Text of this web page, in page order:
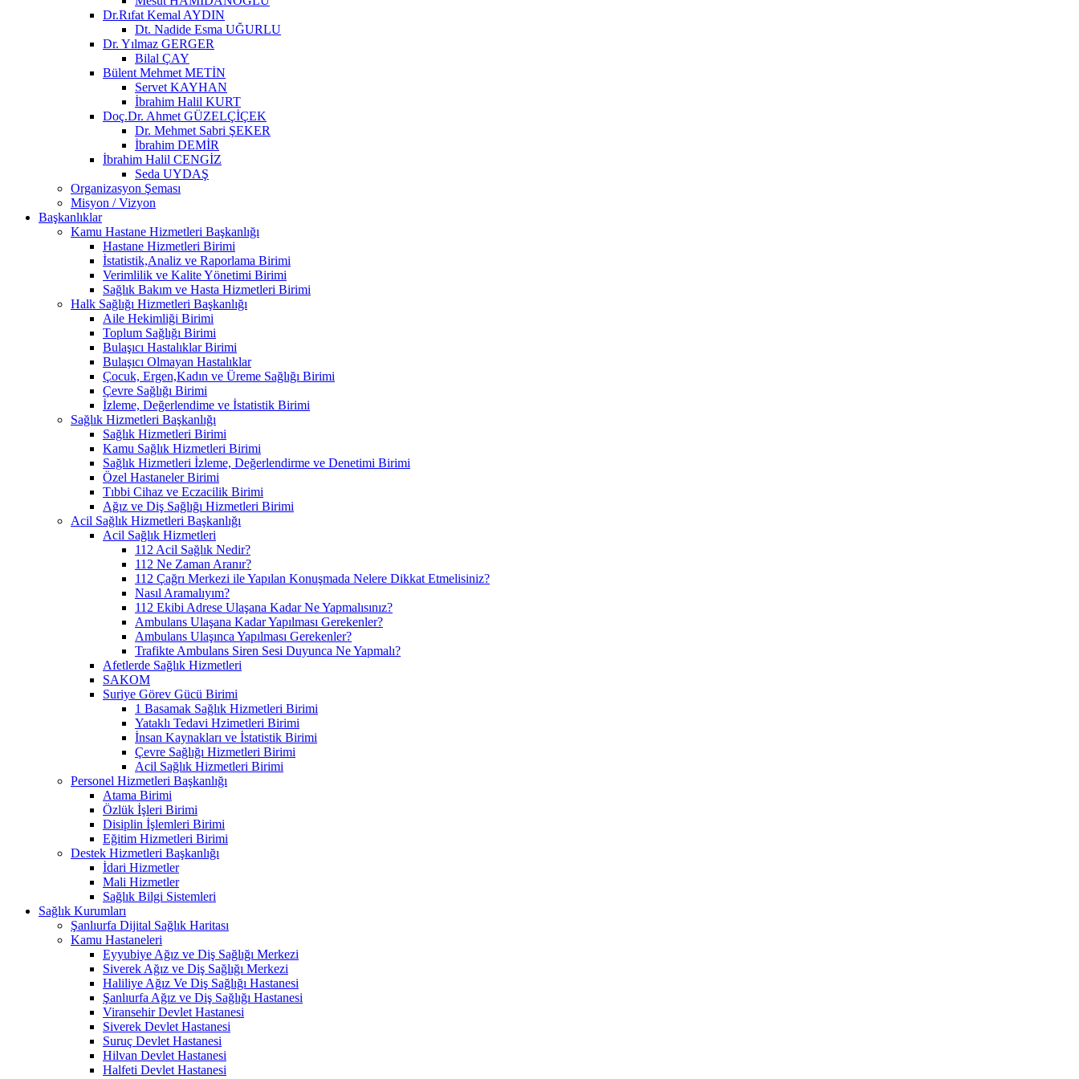
Dr.Rıfat Kemal AYDIN
Dt. Nadide Esma UĞURLU
Dr. Yılmaz GERGER
Bilal ÇAY
Bülent Mehmet METİN
Servet KAYHAN
İbrahim Halil KURT
Doç.Dr. Ahmet GÜZELÇİÇEK
Dr. Mehmet Sabri ŞEKER
İbrahim DEMİR
İbrahim Halil CENGİZ
Seda UYDAŞ
Organizasyon Şeması
Misyon / Vizyon
Başkanlıklar
Kamu Hastane Hizmetleri Başkanlığı
Hastane Hizmetleri Birimi
İstatistik,Analiz ve Raporlama Birimi
Verimlilik ve Kalite Yönetimi Birimi
Sağlık Bakım ve Hasta Hizmetleri Birimi
Halk Sağlığı Hizmetleri Başkanlığı
Aile Hekimliği Birimi
Toplum Sağlığı Birimi
Bulaşıcı Hastalıklar Birimi
Bulaşıcı Olmayan Hastalıklar
Çocuk, Ergen,Kadın ve Üreme Sağlığı Birimi
Çevre Sağlığı Birimi
İzleme, Değerlendime ve İstatistik Birimi
Sağlık Hizmetleri Başkanlığı
Sağlık Hizmetleri Birimi
Kamu Sağlık Hizmetleri Birimi
Sağlık Hizmetleri İzleme, Değerlendirme ve Denetimi Birimi
Özel Hastaneler Birimi
Tıbbi Cihaz ve Eczacilik Birimi
Ağız ve Diş Sağlığı Hizmetleri Birimi
Acil Sağlık Hizmetleri Başkanlığı
Acil Sağlık Hizmetleri
112 Acil Sağlık Nedir?
112 Ne Zaman Aranır?
112 Çağrı Merkezi ile Yapılan Konuşmada Nelere Dikkat Etmelisiniz?
Nasıl Aramalıyım?
112 Ekibi Adrese Ulaşana Kadar Ne Yapmalısınız?
Ambulans Ulaşana Kadar Yapılması Gerekenler?
Ambulans Ulaşınca Yapılması Gerekenler?
Trafikte Ambulans Siren Sesi Duyunca Ne Yapmalı?
Afetlerde Sağlık Hizmetleri
SAKOM
Suriye Görev Gücü Birimi
1 Basamak Sağlık Hizmetleri Birimi
Yataklı Tedavi Hzimetleri Birimi
İnsan Kaynakları ve İstatistik Birimi
Çevre Sağlığı Hizmetleri Birimi
Acil Sağlık Hizmetleri Birimi
Personel Hizmetleri Başkanlığı
Atama Birimi
Özlük İşleri Birimi
Disiplin İşlemleri Birimi
Eğitim Hizmetleri Birimi
Destek Hizmetleri Başkanlığı
İdari Hizmetler
Mali Hizmetler
Sağlık Bilgi Sistemleri
Sağlık Kurumları
Şanlıurfa Dijital Sağlık Haritası
Kamu Hastaneleri
Eyyubiye Ağız ve Diş Sağlığı Merkezi
Siverek Ağız ve Diş Sağlığı Merkezi
Haliliye Ağız Ve Diş Sağlığı Hastanesi
Şanlıurfa Ağız ve Diş Sağlığı Hastanesi
Viransehir Devlet Hastanesi
Siverek Devlet Hastanesi
Suruç Devlet Hastanesi
Hilvan Devlet Hastanesi
Halfeti Devlet Hastanesi